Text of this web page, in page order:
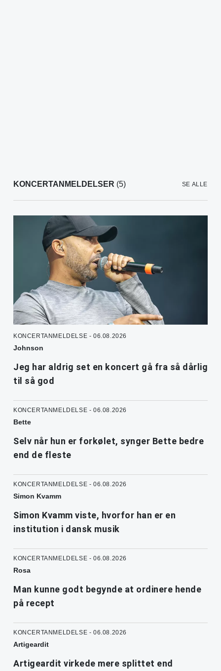
KONCERTANMELDELSER (5) SE ALLE
KONCERTANMELDELSE - 06.08.2026
Johnson
Jeg har aldrig set en koncert gå fra så dårlig
til så god
KONCERTANMELDELSE - 06.08.2026
Bette
Selv når hun er forkølet, synger Bette bedre
end de fleste
KONCERTANMELDELSE - 06.08.2026
Simon Kvamm
Simon Kvamm viste, hvorfor han er en
institution i dansk musik
KONCERTANMELDELSE - 06.08.2026
Rosa
Man kunne godt begynde at ordinere hende
på recept
KONCERTANMELDELSE - 06.08.2026
Artigeardit
Artigeardit virkede mere splittet end